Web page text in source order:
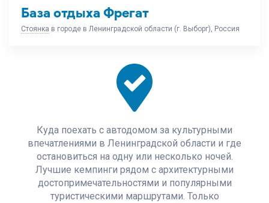
База отдыха Фрегат
Стоянка в городе в Ленинградской области (г. Выборг), Россия
Куда поехать с автодомом за культурными
впечатлениями в Ленинградской области и где
остановиться на одну или несколько ночей.
Лучшие кемпинги рядом с архитектурными
достопримечательностями и популярными
туристическими маршрутами. Только